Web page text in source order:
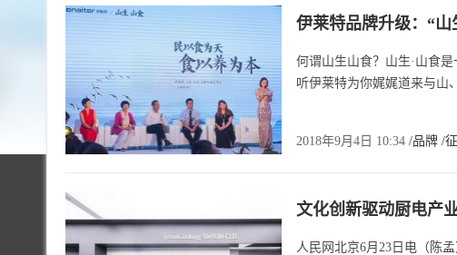
404，您请在
伊莱特品牌升级：“
征程
何谓山生山食？山生·山食
听伊莱特为你娓娓道来与山
2018年9月4日 10:34 /品牌 /
文化创新驱动厨电产
人民网北京6月23日电（陈